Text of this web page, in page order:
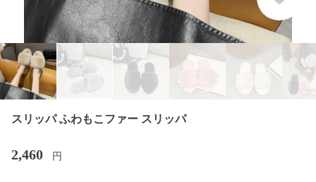
スリッパ ふわもこファー スリッパ
2,460 円